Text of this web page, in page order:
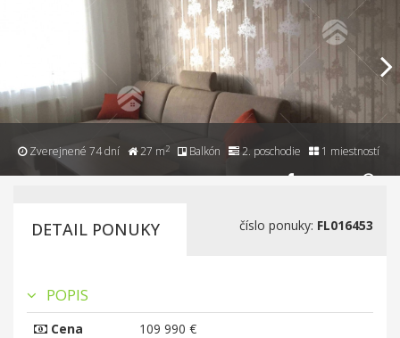
Zverejnené 74 dní 27 m2 Balkón 2. poschodie 1 miestností
Previous
DETAIL PONUKY číslo ponuky: FL016453
POPIS
Cena
109 990 €